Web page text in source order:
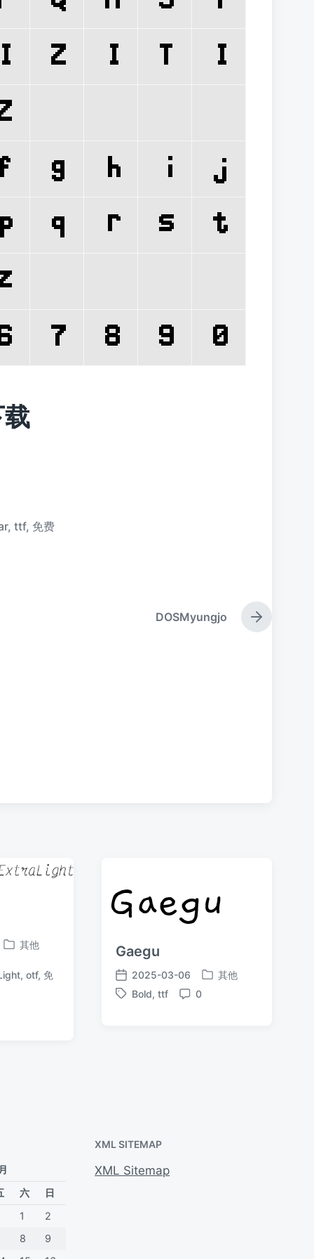
,ttf, 免费
下
篇
DOSMyungjo
发
于
其他
,otf, 免
Gaegu
发
布
2025-03-06
发
布
其他
标
Bold,ttf
评
0
六
日
1
2
8
9
XML SITEMAP
XML Sitemap